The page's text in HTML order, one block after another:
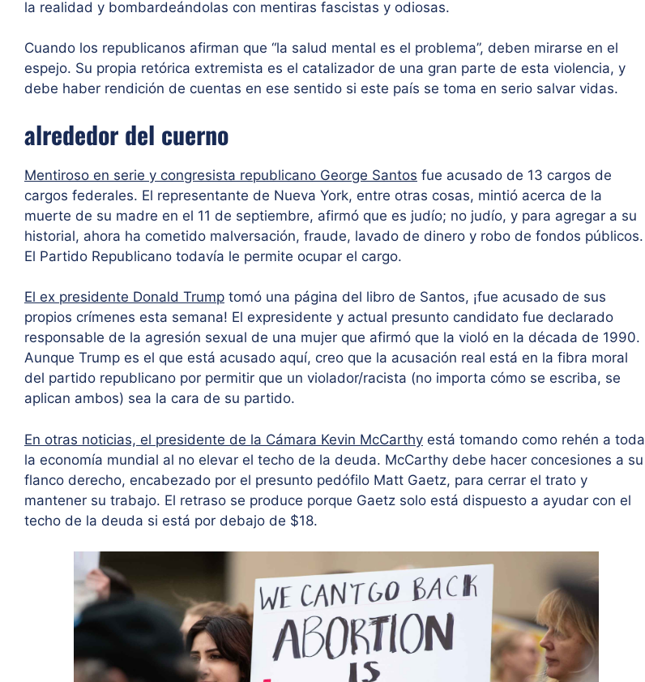
la realidad y bombardeándolas con mentiras fascistas y odiosas.
Cuando los republicanos afirman que “la salud mental es el problema”, deben mirarse en el
espejo. Su propia retórica extremista es el catalizador de una gran parte de esta violencia, y
debe haber rendición de cuentas en ese sentido si este país se toma en serio salvar vidas.
alrededor del cuerno
Mentiroso en serie y congresista republicano George Santos fue acusado de 13 cargos de
cargos federales. El representante de Nueva York, entre otras cosas, mintió acerca de la
muerte de su madre en el 11 de septiembre, afirmó que es judío; no judío, y para agregar a su
historial, ahora ha cometido malversación, fraude, lavado de dinero y robo de fondos públicos.
El Partido Republicano todavía le permite ocupar el cargo.
El ex presidente Donald Trump tomó una página del libro de Santos, ¡fue acusado de sus
propios crímenes esta semana! El expresidente y actual presunto candidato fue declarado
responsable de la agresión sexual de una mujer que afirmó que la violó en la década de 1990.
Aunque Trump es el que está acusado aquí, creo que la acusación real está en la fibra moral
del partido republicano por permitir que un violador/racista (no importa cómo se escriba, se
aplican ambos) sea la cara de su partido.
En otras noticias, el presidente de la Cámara Kevin McCarthy está tomando como rehén a toda
la economía mundial al no elevar el techo de la deuda. McCarthy debe hacer concesiones a su
flanco derecho, encabezado por el presunto pedófilo Matt Gaetz, para cerrar el trato y
mantener su trabajo. El retraso se produce porque Gaetz solo está dispuesto a ayudar con el
techo de la deuda si está por debajo de $18.